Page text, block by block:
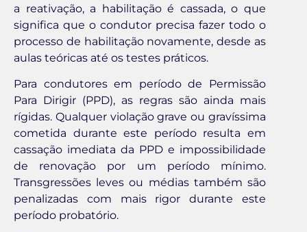
a reativação, a habilitação é cassada, o que
significa que o condutor precisa fazer todo o
processo de habilitação novamente, desde as
aulas teóricas até os testes práticos.
Para condutores em período de Permissão
Para Dirigir (PPD), as regras são ainda mais
rígidas. Qualquer violação grave ou gravíssima
cometida durante este período resulta em
cassação imediata da PPD e impossibilidade
de renovação por um período mínimo.
Transgressões leves ou médias também são
penalizadas com mais rigor durante este
período probatório.